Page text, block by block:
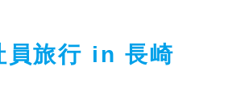
員旅行 in 長崎